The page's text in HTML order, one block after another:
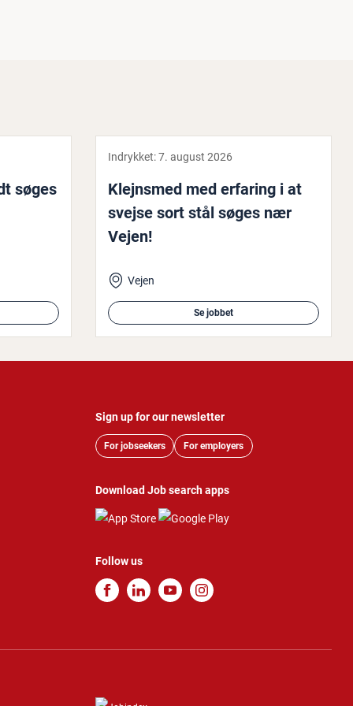
søges
Indrykket:7. august 2026
Klejnsmed med erfaring i at
svejse sort stål søges nær
Vejen!
Vejen
Se jobbet
Sign up for our newsletter
For jobseekers For employers
Download Job search apps
Follow us